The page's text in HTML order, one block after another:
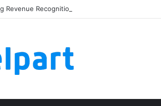
Revenue Recognition Right Across Multiple